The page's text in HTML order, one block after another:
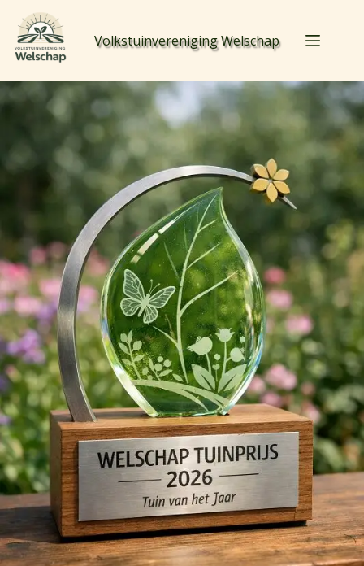
Volkstuinvereniging Welschap